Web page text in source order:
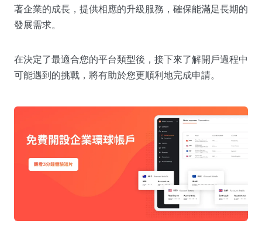
著企業的成長，提供相應的升級服務，確保能滿足長期的
發展需求。
在決定了最適合您的平台類型後，接下來了解開戶過程中
可能遇到的挑戰，將有助於您更順利地完成申請。